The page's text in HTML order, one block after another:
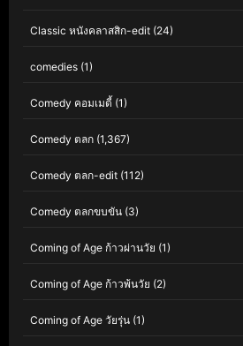
Classic หนังคลาสสิก-edit (24)
comedies (1)
Comedy คอมเมดี้ (1)
Comedy ตลก (1,367)
Comedy ตลก-edit (112)
Comedy ตลกขบขัน (3)
Coming of Age ก้าวผ่านวัย (1)
Coming of Age ก้าวพ้นวัย (2)
Coming of Age วัยรุ่น (1)